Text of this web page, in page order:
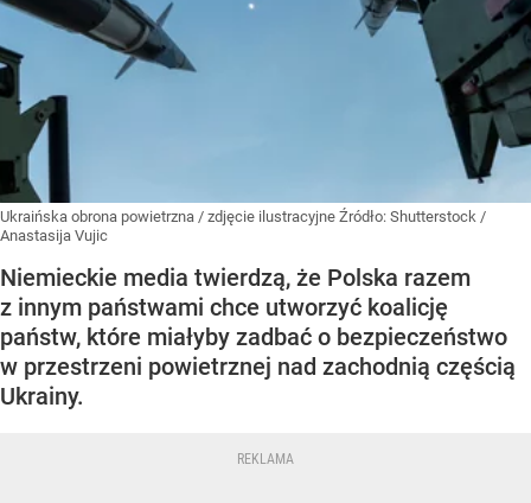
Ukraińska obrona powietrzna / zdjęcie ilustracyjne Źródło: Shutterstock /
Anastasija Vujic
Niemieckie media twierdzą, że Polska razem
z innym państwami chce utworzyć koalicję
państw, które miałyby zadbać o bezpieczeństwo
w przestrzeni powietrznej nad zachodnią częścią
Ukrainy.